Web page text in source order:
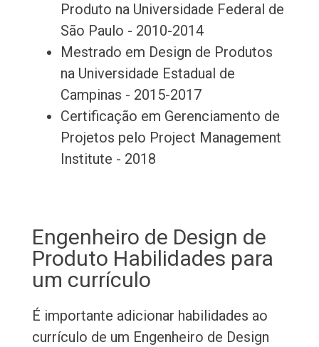
Produto na Universidade Federal de
São Paulo - 2010-2014
Mestrado em Design de Produtos
na Universidade Estadual de
Campinas - 2015-2017
Certificação em Gerenciamento de
Projetos pelo Project Management
Institute - 2018
Engenheiro de Design de
Produto Habilidades para
um currículo
É importante adicionar habilidades ao
currículo de um Engenheiro de Design